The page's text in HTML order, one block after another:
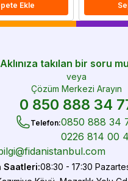
Ekle
Aklınıza takılan bir soru
veya
Çözüm Merkezi Arayın
0 850 888 34
Telefon:0850 888 34
0226 814 00
Saatleri:08:30 - 17:30